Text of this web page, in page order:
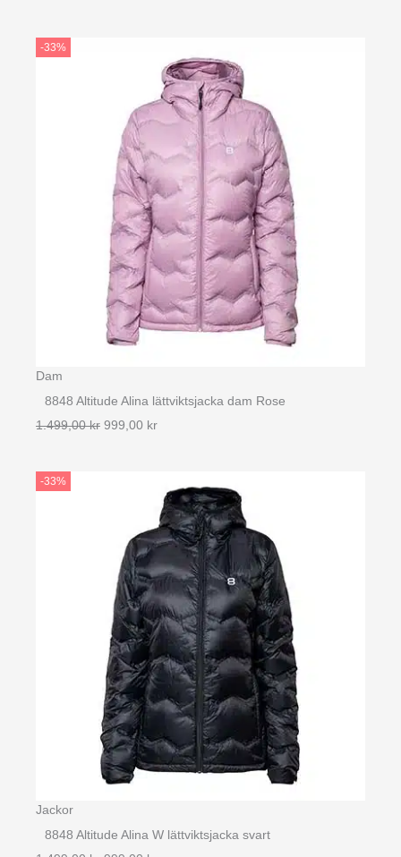
-33%
Dam
8848 Altitude Alina lättviktsjacka dam Rose
1.499,00kr Det
1.499,00 kr.
999,00 krDet
999,00 kr.
-33%
Jackor
8848 Altitude Alina W lättviktsjacka svart